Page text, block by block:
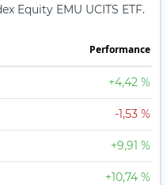
Equity EMU UCITS ETF.
Perfor­mance
+4,42 %
-1,53 %
+9,91 %
+10,74 %